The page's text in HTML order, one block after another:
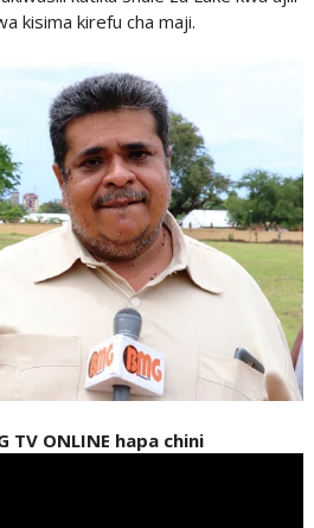
kisima kirefu cha maji.
TV ONLINE hapa chini